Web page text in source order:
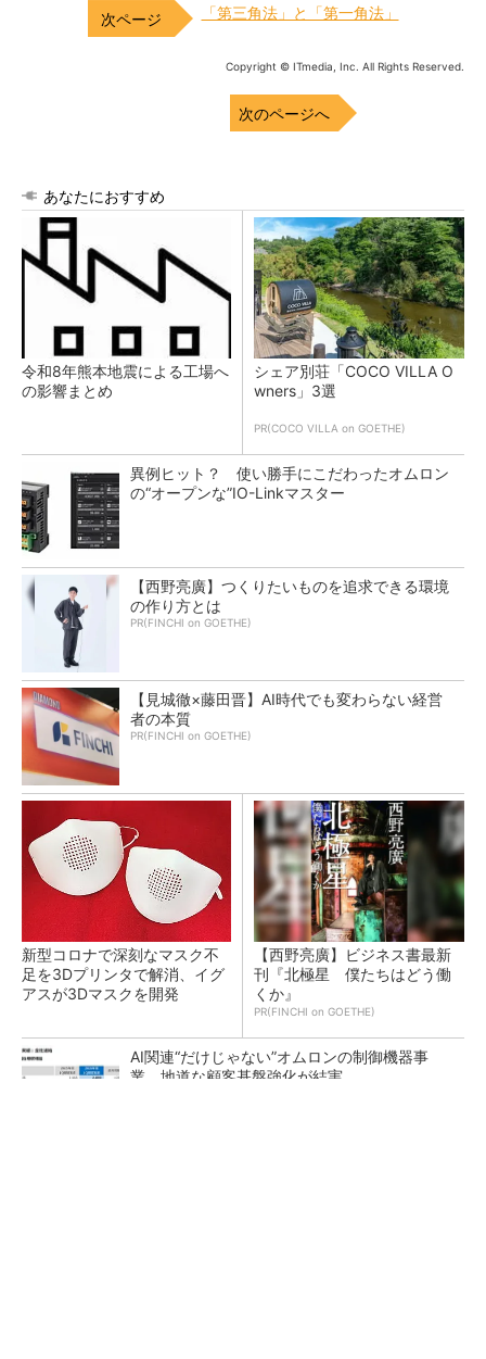
「第三角法」と「第一角法」
Copyright © ITmedia, Inc. All Rights Reserved.
次のページへ
あなたにおすすめ
令和8年熊本地震による工場へ
の影響まとめ
シェア別荘「COCO VILLA O
wners」3選
PR(COCO VILLA on GOETHE)
異例ヒット？ 使い勝手にこだわったオムロン
の“オープンな”IO-Linkマスター
【西野亮廣】つくりたいものを追求できる環境
の作り方とは
PR(FINCHI on GOETHE)
【見城徹×藤田晋】AI時代でも変わらない経営
者の本質
PR(FINCHI on GOETHE)
新型コロナで深刻なマスク不
足を3Dプリンタで解消、イグ
アスが3Dマスクを開発
【西野亮廣】ビジネス書最新
刊『北極星 僕たちはどう働
くか』
PR(FINCHI on GOETHE)
AI関連“だけじゃない”オムロンの制御機器事
業、地道な顧客基盤強化が結実